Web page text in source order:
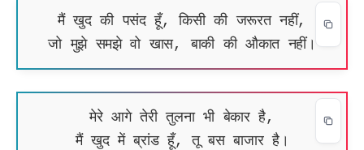
मैं खुद की पसंद हूँ, किसी की जरूरत नहीं,
जो मुझे समझे वो खास, बाकी की औकात नहीं।
मेरे आगे तेरी तुलना भी बेकार है,
मैं खुद में ब्रांड हूँ, तू बस बाजार है।